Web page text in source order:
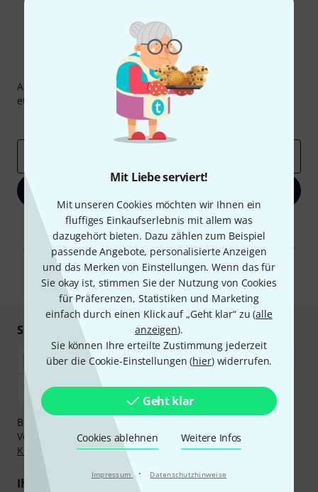
Mit Liebe serviert!
Mit unseren Cookies möchten wir Ihnen ein
fluffiges Einkaufserlebnis mit allem was
dazugehört bieten. Dazu zählen zum Beispiel
passende Angebote, personalisierte Anzeigen
und das Merken von Einstellungen. Wenn das für
Sie okay ist, stimmen Sie der Nutzung von Cookies
für Präferenzen, Statistiken und Marketing
einfach durch einen Klick auf „Geht klar“ zu (alle
anzeigen).
Sie können Ihre erteilte Zustimmung jederzeit
über die Cookie-Einstellungen (hier) widerrufen.
Geht klar
Cookies ablehnen Weitere Infos
Impressum · Datenschutzhinweise
Thomann Newsletter
Abonniere den Thomann Newsletter und gewinne mit
etwas Glück einen von 50 Gutscheinen
Inspirierende Beiträge
Deals
Mit Klick auf „Jetzt anmelden“ stimmen Sie dem Erhalt von E-Mail-
Werbung und einer Messung des E-Mail-Nutzungsverhaltens zu. Die
Abmeldung ist jederzeit möglich. Weitere Informationen finden Sie in
unserenDatenschutzhinweisen
* Pflichtfeld
Sicher einkaufen & bezahlen
Bezahlen Sie vertraulich und sicher per Nachnahme,
Vorkasse, PayPal, Amazon Pay,
Klarna Sofort bezahlen
Klarna Ratenzahlungoder Kreditkarte.
Ihre Vorteile